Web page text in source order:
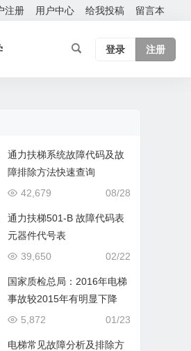
注册 用户中心 给我投稿 留言本
登录 注册
通力扶梯系统故障代码及故
障排除方法快速查询
08/28
42,679
通力扶梯501-B 故障代码表
元器件代号表
02/22
39,650
国家质检总局：2016年电梯
事故较2015年有明显下降
01/23
5,872
电梯常见故障分析及排除方